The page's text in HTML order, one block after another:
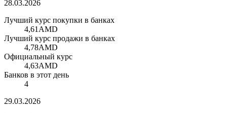
28.03.2026
Лучший курс покупки в банках
4,61 AMD
Лучший курс продажи в банках
4,78AMD
Официальный курс
4,63AMD
Банков в этот день
4
29.03.2026